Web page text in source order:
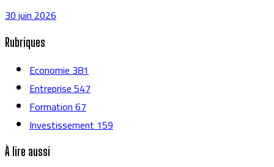
30 juin 2026
Rubriques
Economie381
Entreprise547
Formation67
Investissement159
À lire aussi